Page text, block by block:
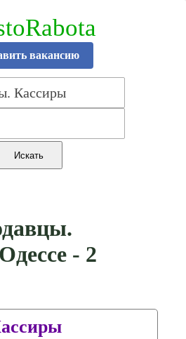
вакансию
- 2